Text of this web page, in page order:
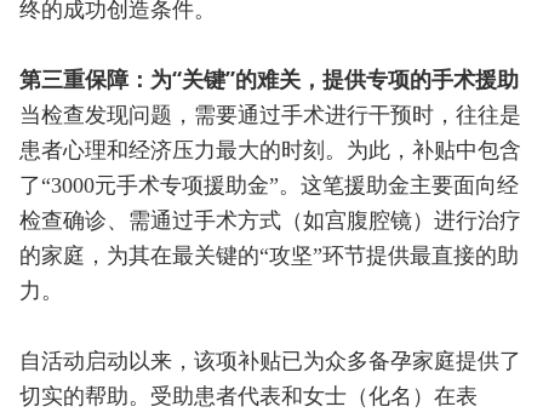
终的成功创造条件。
第三重保障：为“关键”的难关，提供专项的手术援助
当检查发现问题，需要通过手术进行干预时，往往是
患者心理和经济压力最大的时刻。为此，补贴中包含
了“3000元手术专项援助金”。这笔援助金主要面向经
检查确诊、需通过手术方式（如宫腹腔镜）进行治疗
的家庭，为其在最关键的“攻坚”环节提供最直接的助
力。
自活动启动以来，该项补贴已为众多备孕家庭提供了
切实的帮助。受助患者代表和女士（化名）在表